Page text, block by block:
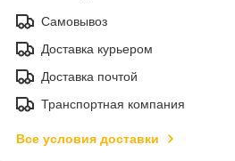
Самовывоз
Доставка курьером
Доставка почтой
Транспортная компания
Все условия доставки